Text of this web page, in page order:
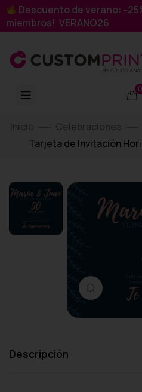
Descuento de verano: -
miembros! VERANO26
0
Inicio Celebraciones
Tarjeta de Invitación
Haga clic
Descripción